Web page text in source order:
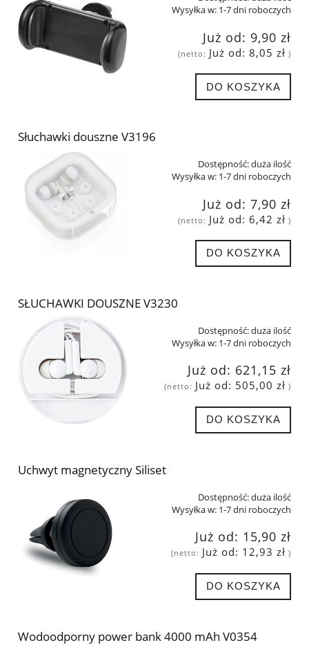
Wysyłka w: 1-7 dni roboczych
Już od: 9,90 zł
(netto: Już od: 8,05 zł )
DO KOSZYKA
Słuchawki douszne V3196
Dostępność:duża ilość
Wysyłka w: 1-7 dni roboczych
Już od: 7,90 zł
(netto: Już od: 6,42 zł )
DO KOSZYKA
SŁUCHAWKI DOUSZNE V3230
Dostępność:duża ilość
Wysyłka w: 1-7 dni roboczych
Już od: 621,15 zł
(netto: Już od: 505,00 zł )
DO KOSZYKA
Uchwyt magnetyczny Siliset
Dostępność:duża ilość
Wysyłka w: 1-7 dni roboczych
Już od: 15,90 zł
(netto: Już od: 12,93 zł )
DO KOSZYKA
Wodoodporny power bank 4000 mAh V0354